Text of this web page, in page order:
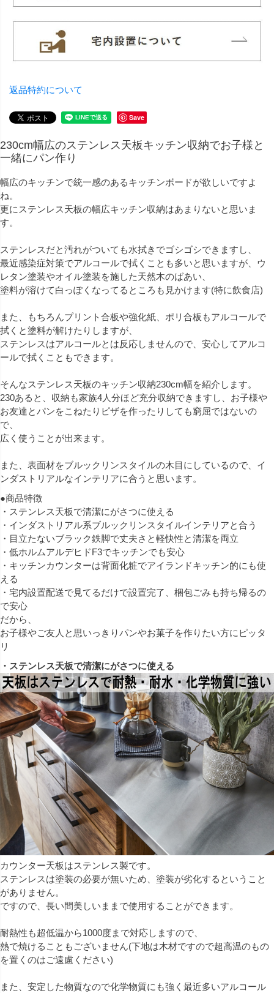
返品特約について
Save
230cm幅広のステンレス天板キッチン収納でお子様と
一緒にパン作り
幅広のキッチンで統一感のあるキッチンボードが欲しいですよ
ね。
更にステンレス天板の幅広キッチン収納はあまりないと思いま
す。
ステンレスだと汚れがついても水拭きでゴシゴシできますし、
最近感染症対策でアルコールで拭くことも多いと思いますが、ウ
レタン塗装やオイル塗装を施した天然木のばあい、
塗料が溶けて白っぽくなってるところも見かけます(特に飲食店)
また、もちろんプリント合板や強化紙、ポリ合板もアルコールで
拭くと塗料が解けたりしますが、
ステンレスはアルコールとは反応しませんので、安心してアルコ
ールで拭くこともできます。
そんなステンレス天板のキッチン収納230cm幅を紹介します。
230あると、収納も家族4人分ほど充分収納できますし、お子様や
お友達とパンをこねたりピザを作ったりしても窮屈ではないの
で、
広く使うことが出来ます。
また、表面材をブルックリンスタイルの木目にしているので、イ
ンダストリアルなインテリアに合うと思います。
●商品特徴
・ステンレス天板で清潔にがさつに使える
・インダストリアル系ブルックリンスタイルインテリアと合う
・目立たないブラック鉄脚で丈夫さと軽快性と清潔を両立
・低ホルムアルデヒドF3でキッチンでも安心
・キッチンカウンターは背面化粧でアイランドキッチン的にも使
える
・宅内設置配送で見てるだけで設置完了、梱包ごみも持ち帰るの
で安心
だから、
お子様やご友人と思いっきりパンやお菓子を作りたい方にピッタ
リ
・ステンレス天板で清潔にがさつに使える
カウンター天板はステンレス製です。
ステンレスは塗装の必要が無いため、塗装が劣化するということ
がありません。
ですので、長い間美しいままで使用することができます。
耐熱性も超低温から1000度まで対応しますので、
熱で焼けることもございません(下地は木材ですので超高温のもの
を置くのはご遠慮ください)
また、安定した物質なので化学物質にも強く最近多いアルコール